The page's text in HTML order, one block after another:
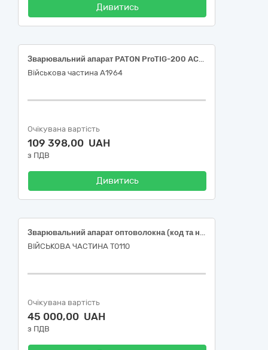
Дивитись
Зварювальний апарат PATON ProTIG-200 AC/DC
Військова частина А1964
Очікувана вартість
109 398,00 UAH
з ПДВ
Дивитись
Зварювальний апарат оптоволокна (код та назва за ДК 021:2015: 42660000-0 Інструменти для паяння м’яким і твердим припоєм та для зварювання, машини та устаткування для поверхневої термообробки і гарячого напилювання)
ВІЙСЬКОВА ЧАСТИНА Т0110
Очікувана вартість
45 000,00 UAH
з ПДВ